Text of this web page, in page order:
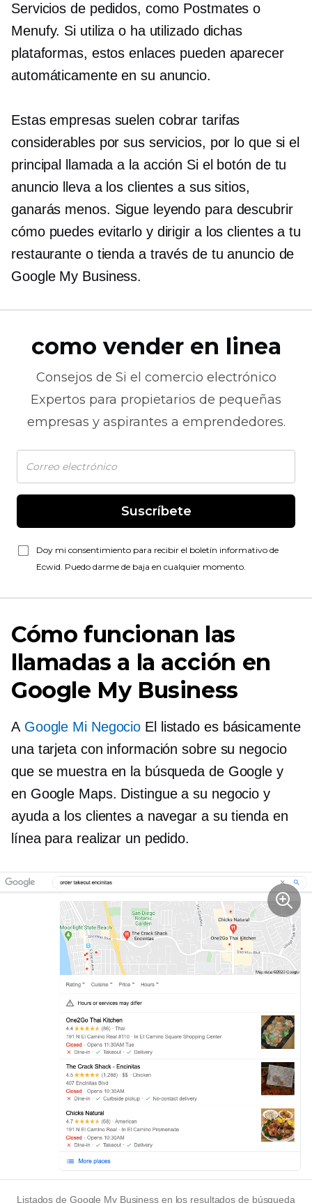
Servicios de pedidos, como Postmates o
Menufy. Si utiliza o ha utilizado dichas
plataformas, estos enlaces pueden aparecer
automáticamente en su anuncio.
Estas empresas suelen cobrar tarifas
considerables por sus servicios, por lo que si el
principal
llamada a la acción Si el botón de tu
anuncio lleva a los clientes a sus sitios,
ganarás menos. Sigue leyendo para descubrir
cómo puedes evitarlo y dirigir a los clientes a tu
restaurante o tienda a través de tu anuncio de
Google My Business.
como vender en linea
Consejos de Si el comercio electrónico
Expertos para propietarios de pequeñas
empresas y aspirantes a emprendedores.
Suscríbete
Doy mi consentimiento para recibir el boletín informativo de
Ecwid. Puedo darme de baja en cualquier momento.
Cómo funcionan las
llamadas a la acción en
Google My Business
A Google Mi Negocio El listado es básicamente
una tarjeta con información sobre su negocio
que se muestra en la búsqueda de Google y
en Google Maps. Distingue a su negocio y
ayuda a los clientes a navegar a su tienda en
línea para realizar un pedido.
Listados de Google My Business en los resultados de búsqueda